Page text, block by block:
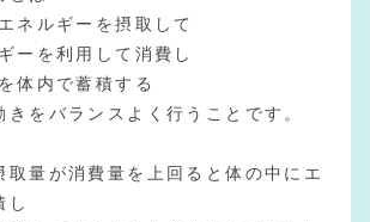
ネルギーを摂取して
ーを利用して消費し
体内で蓄積する
きをバランスよく行うことです。
取量が消費量を上回ると体の中にエ
し